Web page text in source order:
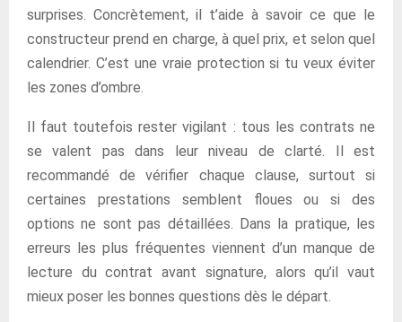
surprises. Concrètement, il t’aide à savoir ce que le
constructeur prend en charge, à quel prix, et selon quel
calendrier. C’est une vraie protection si tu veux éviter
les zones d’ombre.
Il faut toutefois rester vigilant : tous les contrats ne
se valent pas dans leur niveau de clarté. Il est
recommandé de vérifier chaque clause, surtout si
certaines prestations semblent floues ou si des
options ne sont pas détaillées. Dans la pratique, les
erreurs les plus fréquentes viennent d’un manque de
lecture du contrat avant signature, alors qu’il vaut
mieux poser les bonnes questions dès le départ.